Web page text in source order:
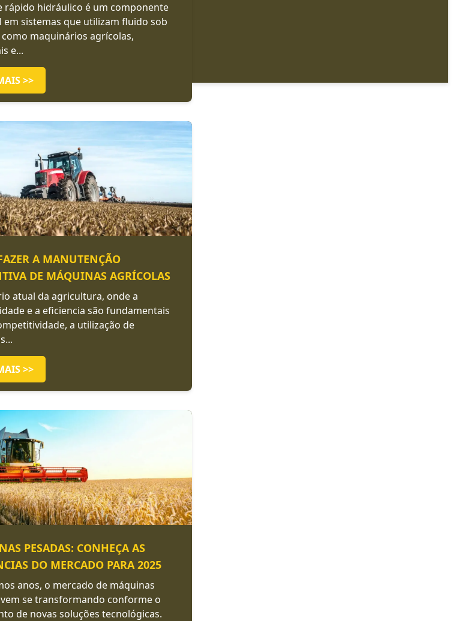
rápido hidráulico é um componente
em sistemas que utilizam fluido sob
maquinários agrícolas,
e...
>>
A MANUTENÇÃO
DE MÁQUINAS AGRÍCOLAS
atual da agricultura, onde a
e a eficiencia são fundamentais
a utilização de
>>
PESADAS: CONHEÇA AS
DO MERCADO PARA 2025
anos, o mercado de máquinas
se transformando conforme o
de novas soluções tecnológicas.